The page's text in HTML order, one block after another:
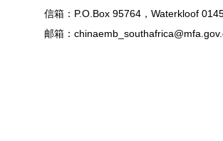
信箱：P.O.Box 95764，Waterkloof
邮箱：